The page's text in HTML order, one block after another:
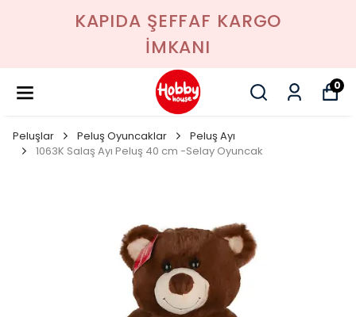
KAPIDA ŞEFFAF KARGO
İMKANI
0
Peluşlar Peluş Oyuncaklar
Peluş Ayı
1063K Salaş Ayı Peluş 40 cm -Selay Oyuncak